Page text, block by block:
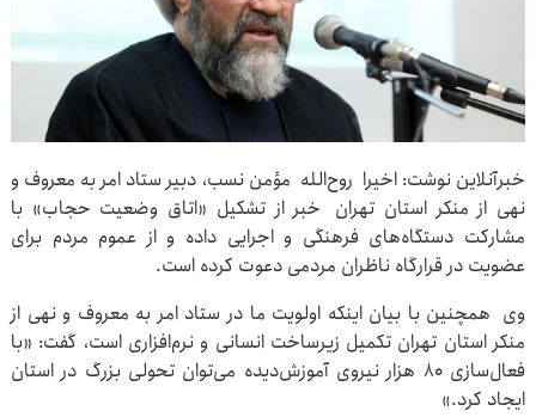
خبرآنلاین نوشت: اخیرا روح‌الله مؤمن نسب، دبیر ستاد امر به معروف و
نهی از منکر استان تهران خبر از تشکیل «اتاق وضعیت حجاب» با
مشارکت دستگاه‌های فرهنگی و اجرایی داده و از عموم مردم برای
عضویت در قرارگاه ناظران مردمی دعوت کرده است.
وی همچنین با بیان اینکه اولویت ما در ستاد امر به معروف و نهی از
منکر استان تهران تکمیل زیرساخت انسانی و نرم‌افزاری است، گفت: «با
فعال‌سازی ۸۰ هزار نیروی آموزش‌دیده می‌توان تحولی بزرگ در استان
ایجاد کرد.»